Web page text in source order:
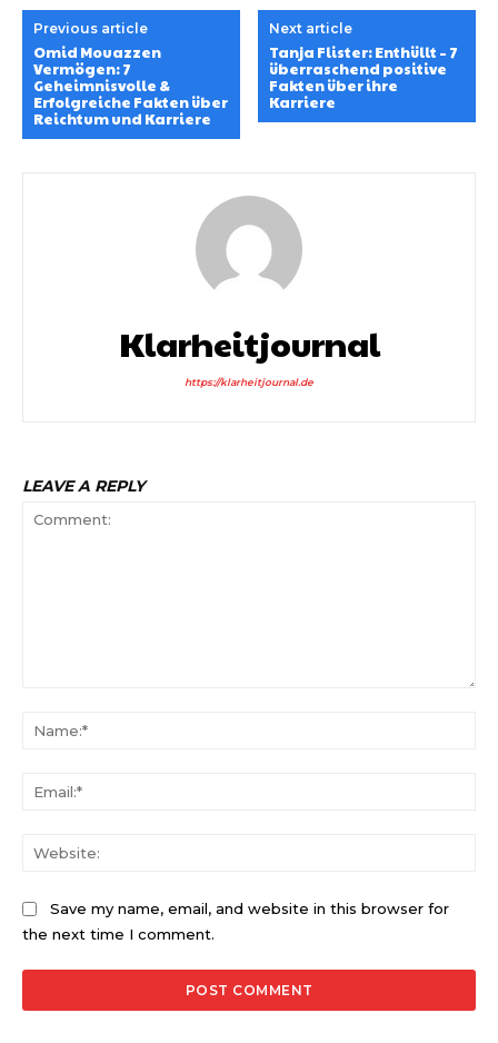
Previous article
Omid Mouazzen
Vermögen: 7
Geheimnisvolle &
Erfolgreiche Fakten über
Reichtum und Karriere
Next article
Tanja Flister: Enthüllt – 7
überraschend positive
Fakten über ihre
Karriere
Klarheitjournal
https://klarheitjournal.de
LEAVE A REPLY
Save my name, email, and website in this browser for
the next time I comment.